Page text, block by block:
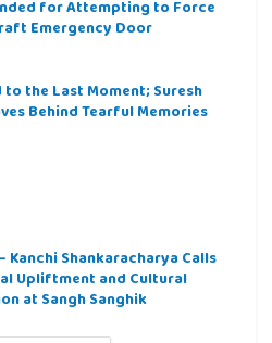
for Attempting to Force
Emergency Door
the Last Moment; Suresh
Behind Tearful Memories
Kanchi Shankaracharya Calls
Upliftment and Cultural
at Sangh Sanghik